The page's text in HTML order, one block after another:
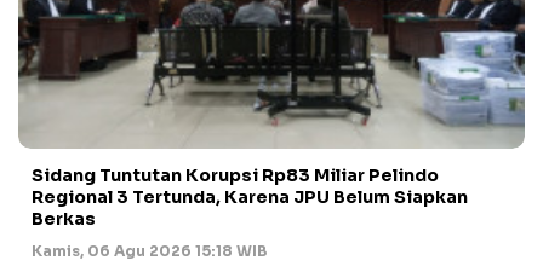
Sidang Tuntutan Korupsi Rp83 Miliar Pelindo
Regional 3 Tertunda, Karena JPU Belum Siapkan
Berkas
Kamis, 06 Agu 2026 15:18 WIB